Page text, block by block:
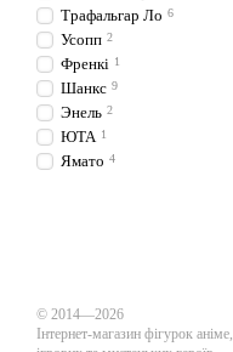
Трафальгар Ло 6
Усопп 2
Френкі 1
Шанкс 9
Энель 2
ЮТА 1
Ямато 4
© 2014—2026
Інтернет-магазин фігурок аніме,